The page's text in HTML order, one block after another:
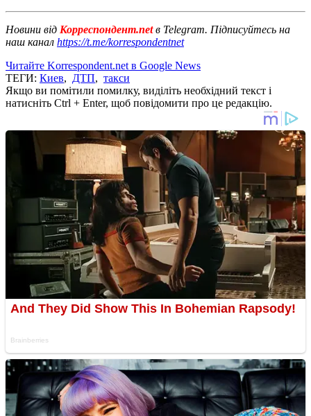
Новини від Корреспондент.netв Telegram. Підписуйтесь на
наш канал https://t.me/korrespondentnet
Читайте Korrespondent.net в Google News
ТЕГИ: Киев, ДТП, такси
Якщо ви помітили помилку, виділіть необхідний текст і
натисніть Ctrl + Enter, щоб повідомити про це редакцію.